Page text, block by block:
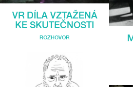
VR DÍLA VZTAŽENÁ
KE SKUTEČNOSTI
ROZHOVOR